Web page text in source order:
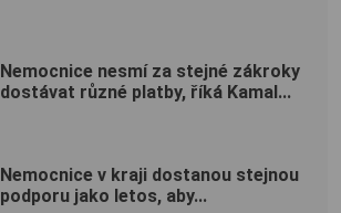
Nemocnice nesmí za stejné zákroky
dostávat různé platby, říká Kamal...
Nemocnice v kraji dostanou stejnou
podporu jako letos, aby...